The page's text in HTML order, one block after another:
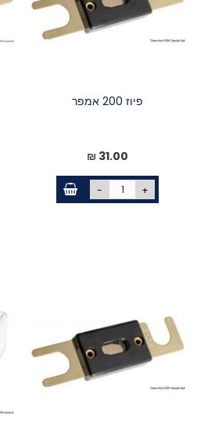
פיוז 200 אמפר
31.00 ₪
- +